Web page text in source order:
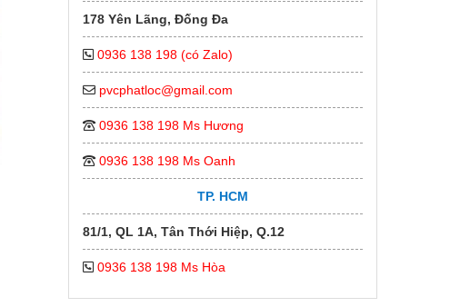
178 Yên Lãng, Đống Đa
0936 138 198 (có Zalo)
pvcphatloc@gmail.com
0936 138 198 Ms Hương
0936 138 198 Ms Oanh
TP. HCM
81/1, QL 1A, Tân Thới Hiệp, Q.12
0936 138 198 Ms Hòa